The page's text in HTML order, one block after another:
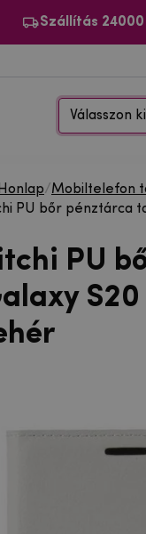
Szállítás 24000
Válasszon
Honlap/Mobiltelefon
PU bőr pénztárca
PU